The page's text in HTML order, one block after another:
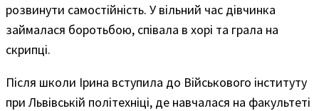
розвинути самостійність. У вільний час дівчинка
займалася боротьбою, співала в хорі та грала на
скрипці.
Після школи Ірина вступила до Військового інституту
при Львівській політехніці, де навчалася на факультеті